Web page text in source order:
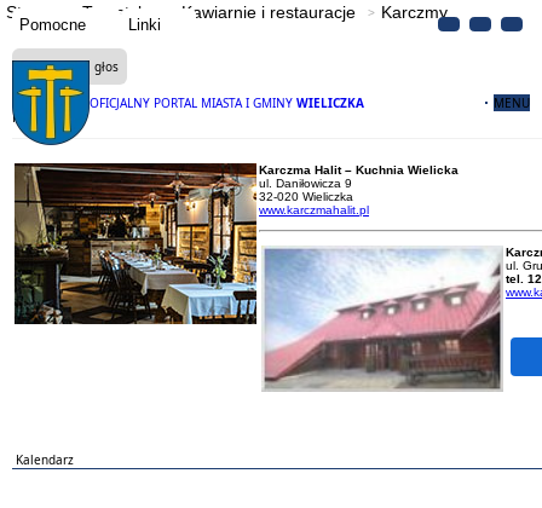
Pomocne Linki
OFICJALNY PORTAL MIASTA I GMINY WIELICZKA MENU
Strona Turystyka Kawiarnie i restauracje Karczmy
Czytaj na głos
Karczmy
Karczma Halit – Kuchnia Wielicka
ul. Daniłowicza 9
32-020 Wieliczka
www.karczmahalit.pl
ul.
tel.
Kalendarz